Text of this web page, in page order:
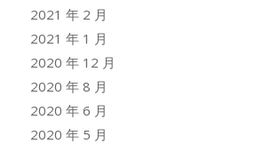
2021 年 2 月
2021 年 1 月
2020 年 12 月
2020 年 8 月
2020 年 6 月
2020 年 5 月